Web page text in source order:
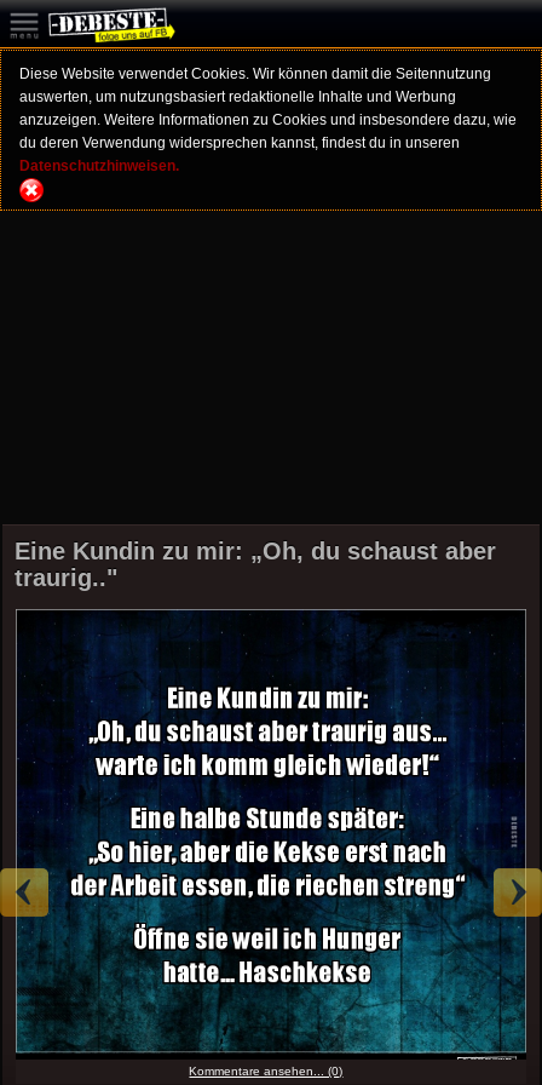
Diese Website verwendet Cookies. Wir können damit die Seitennutzung
auswerten, um nutzungsbasiert redaktionelle Inhalte und Werbung
anzuzeigen. Weitere Informationen zu Cookies und insbesondere dazu, wie
du deren Verwendung widersprechen kannst, findest du in unseren
Datenschutzhinweisen.
Eine Kundin zu mir: „Oh, du schaust aber
traurig.."
Kommentare ansehen... (0)